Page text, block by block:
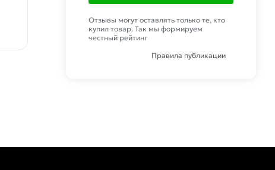
Отзывы могут оставлять только те, кто
купил товар. Так мы формируем
честный рейтинг
Правила публикации